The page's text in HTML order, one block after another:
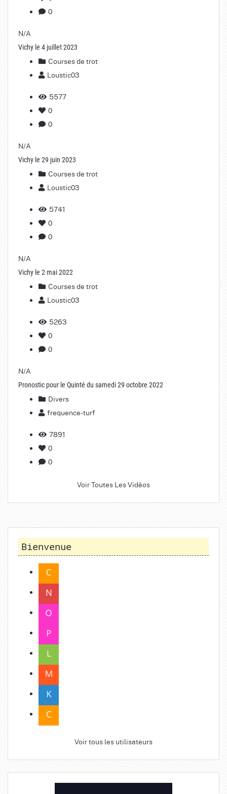
0
N/A
Vichy le 4 juillet 2023
Courses de trot
Loustic03
5577
0
0
N/A
Vichy le 29 juin 2023
Courses de trot
Loustic03
5741
0
0
N/A
Vichy le 2 mai 2022
Courses de trot
Loustic03
5263
0
0
N/A
Pronostic pour le Quinté du samedi 29 octobre 2022
Divers
frequence-turf
7891
0
0
Voir Toutes Les Vidéos
Bienvenue
Voir tous les utilisateurs